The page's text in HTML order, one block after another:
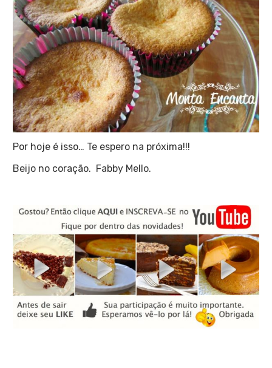
Por hoje é isso… Te espero na próxima!!!
Beijo no coração. Fabby Mello.